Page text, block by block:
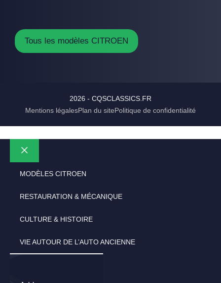
Tous les modèles CITROEN
2026 - CQSCLASSICS.FR
Mentions légalesPlan du sitePolitique de confidentialité
Fermer
MODÈLES CITROEN
RESTAURATION & MÉCANIQUE
CULTURE & HISTOIRE
VIE AUTOUR DE L’AUTO ANCIENNE